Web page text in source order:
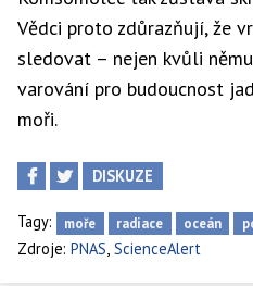
Vědci proto zdůrazňují, že
sledovat – nejen kvůli
varování pro budoucnost
moři.
DISKUZE
Tagy: moře radiace oceán
Zdroje: PNAS ScienceAlert